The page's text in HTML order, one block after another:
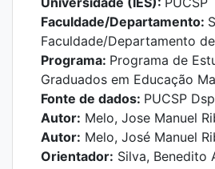
Faculdade/Departamento:
Faculdade/Departamento
Programa: Programa de
Graduados em Educação
Fonte de dados: PUCSP
Autor: Melo, Jose Manuel
Autor: Melo, José Manuel
Orientador: Silva, Benedito